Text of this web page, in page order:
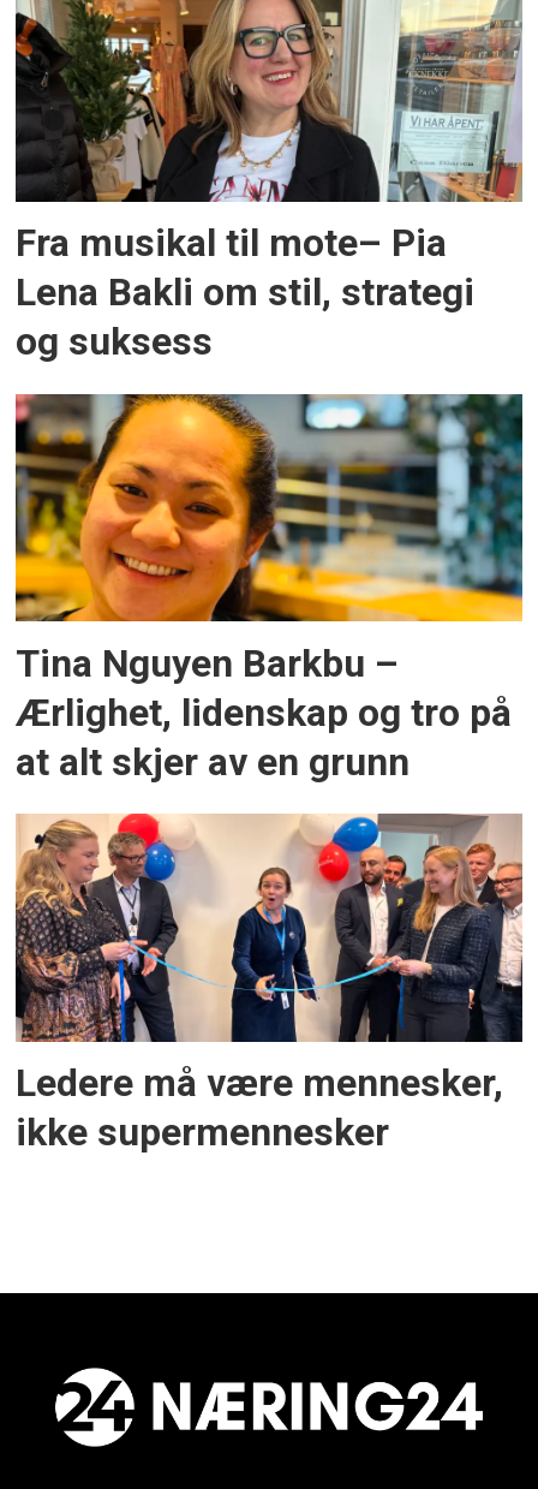
Fra musikal til mote– Pia
Lena Bakli om stil, strategi
og suksess
Tina Nguyen Barkbu –
Ærlighet, lidenskap og tro på
at alt skjer av en grunn
Ledere må være mennesker,
ikke supermennesker